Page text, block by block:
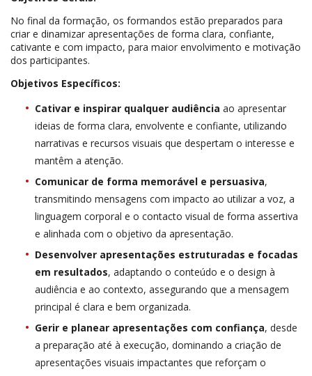
No final da formação, os formandos estão preparados para
criar e dinamizar apresentações de forma clara, confiante,
cativante e com impacto, para maior envolvimento e motivação
dos participantes.
Objetivos Específicos:
Cativar e inspirar qualquer audiência ao apresentar
ideias de forma clara, envolvente e confiante, utilizando
narrativas e recursos visuais que despertam o interesse e
mantêm a atenção.
Comunicar de forma memorável e persuasiva,
transmitindo mensagens com impacto ao utilizar a voz, a
linguagem corporal e o contacto visual de forma assertiva
e alinhada com o objetivo da apresentação.
Desenvolver apresentações estruturadas e focadas
em resultados, adaptando o conteúdo e o design à
audiência e ao contexto, assegurando que a mensagem
principal é clara e bem organizada.
Gerir e planear apresentações com confiança, desde
a preparação até à execução, dominando a criação de
apresentações visuais impactantes que reforçam o